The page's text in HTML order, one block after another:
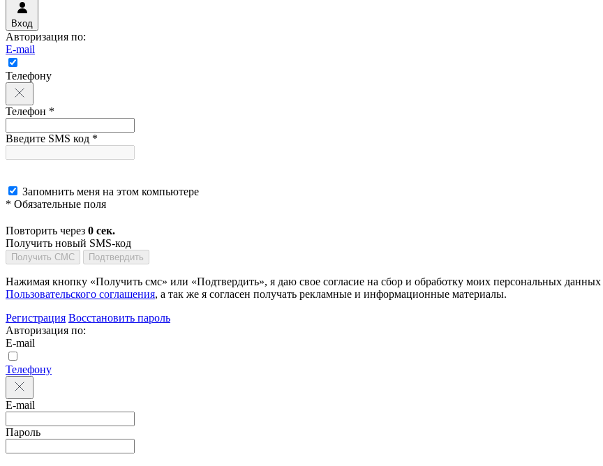
Вход
Авторизация по:
E-mail
Телефону
Телефон *
Введите SMS код *
Запомнить меня на этом компьютере
* Обязательные поля
Повторить через 0 сек.
Получить новый SMS-код
Получить СМС Подтвердить
Нажимая кнопку «Получить смс» или «Подтвердить», я даю свое согласие на сбор и обработку моих персональных данных
Пользовательского соглашения, а так же я согласен получать рекламные и информационные материалы.
Регистрация Восстановить пароль
Авторизация по:
E-mail
Телефону
E-mail
Пароль